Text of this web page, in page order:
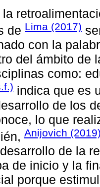
de Lima (2017)
con la
del ámbito de
como:
indica que es
de los
lo que
Anijovich
de la
de inicio y la
porque